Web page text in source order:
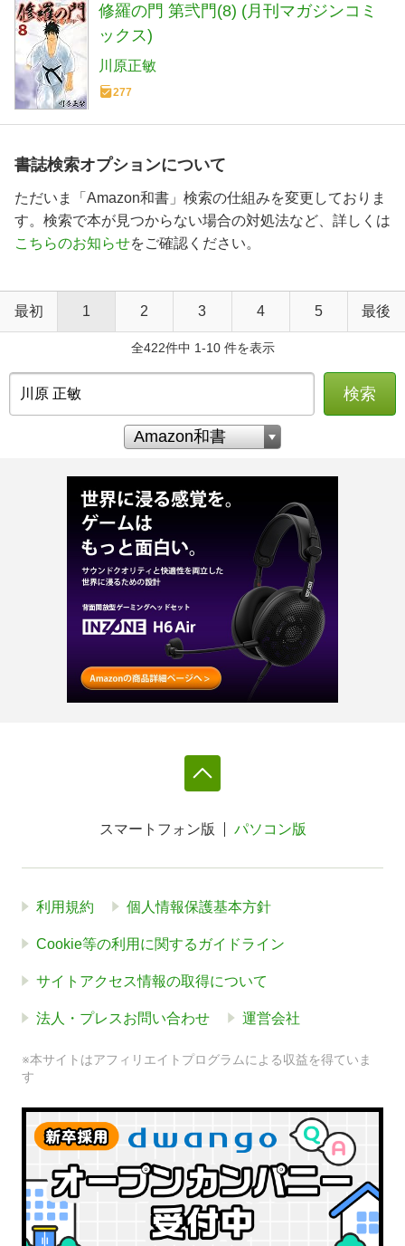
修羅の門 第弐門(8) (月刊マガジンコミ
ックス)
川原正敏
277
書誌検索オプションについて
ただいま「Amazon和書」検索の仕組みを変更しておりま
す。検索で本が見つからない場合の対処法など、詳しくは
こちらのお知らせをご確認ください。
最初 1 2 3 4 5 最後
全422件中 1-10 件を表示
検索
スマートフォン版 パソコン版
利用規約 個人情報保護基本方針
Cookie等の利用に関するガイドライン
サイトアクセス情報の取得について
法人・プレスお問い合わせ 運営会社
※本サイトはアフィリエイトプログラムによる収益を得ていま
す